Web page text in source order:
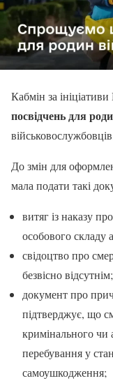
Кабмін за
посвідчень для
До змін для
мала подати такі
витяг із наказу
особового складу
свідоцтво про
безвісно відсутнім;
документ про
підтверджує, що
кримінального чи
перебування у
самоушкодження;